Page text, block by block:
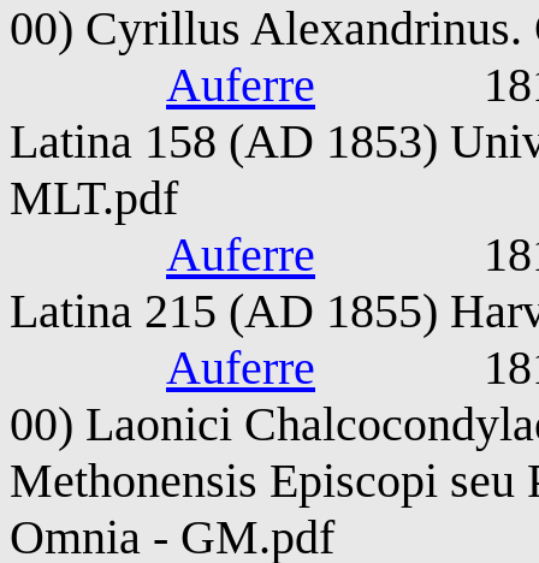
00) Cyrillus
Auferre 1815-
Latina 158 (AD 1853)
MLT.pdf
Auferre 1815-
Latina 215 (AD 1855)
Auferre 1815-
00) Laonici
Methonensis Episcopi
Omnia - GM.pdf